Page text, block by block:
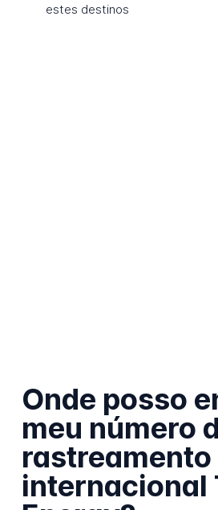
estes destinos
Onde posso
meu número
rastreamento
internacional